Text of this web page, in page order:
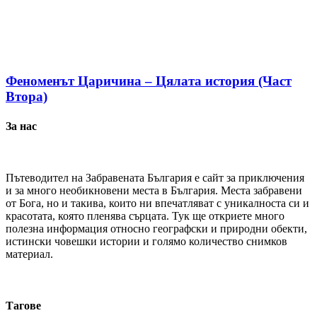
Феноменът Царичина – Цялата история (Част
Втора)
За нас
Пътеводител на Забравената България е сайт за приключения
и за много необикновени места в България. Места забравени
от Бога, но и такива, които ни впечатляват с уникалноста си и
красотата, която пленява сърцата. Тук ще откриете много
полезна информация относно географски и природни обекти,
истински човешки истории и голямо количество снимков
материал.
Тагове